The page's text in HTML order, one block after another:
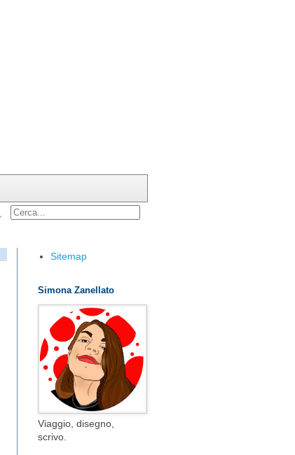
Sitemap
Simona Zanellato
Viaggio, disegno,
scrivo.